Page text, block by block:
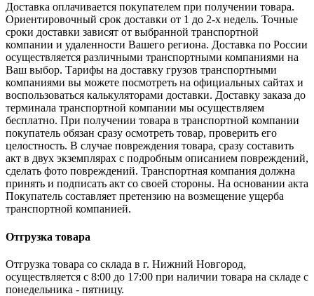
Доставка оплачивается покупателем при получении товара.
Ориентировочный срок доставки от 1 до 2-х недель. Точные
сроки доставки зависят от выбранной транспортной
компании и удаленности Вашего региона. Доставка по России
осуществляется различными транспортными компаниями на
Ваш выбор. Тарифы на доставку грузов транспортными
компаниями вы можете посмотреть на официальных сайтах и
воспользоваться калькуляторами доставки. Доставку заказа до
терминала транспортной компании мы осуществляем
бесплатно. При получении товара в транспортной компании
покупатель обязан сразу осмотреть товар, проверить его
целостность. В случае повреждения товара, сразу составить
акт в двух экземплярах с подробным описанием повреждений,
сделать фото повреждений. Транспортная компания должна
принять и подписать акт со своей стороны. На основании акта
Покупатель составляет претензию на возмещение ущерба
транспортной компанией.
Отгрузка товара
Отгрузка товара со склада в г. Нижний Новгород,
осуществляется с 8:00 до 17:00 при наличии товара на складе с
понедельника - пятницу.